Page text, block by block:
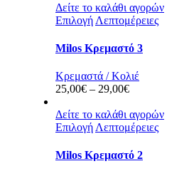
was:
12,50€.
τιμή
είναι:
Δείτε το καλάθι αγορών
Επιλογή Λεπτομέρειες
Milos Κρεμαστό 3
Κρεμαστά / Κολιέ
25,00€ – 29,00€Price
25,00€
through
Δείτε το καλάθι αγορών
Επιλογή Λεπτομέρειες
Milos Κρεμαστό 2